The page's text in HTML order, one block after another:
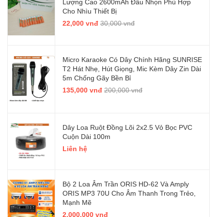
Lượng Cao 2600mAh Đầu Nhọn Phù Hợp
Cho Nhìu Thiết Bị
22,000 vnđ 30,000 vnđ
Micro Karaoke Có Dây Chính Hãng SUNRISE
T2 Hát Nhẹ, Hút Giọng, Mic Kèm Dây Zin Dài
5m Chống Gãy Bền Bỉ
135,000 vnđ 200,000 vnđ
Dây Loa Ruột Đồng Lõi 2x2.5 Vỏ Bọc PVC
Cuộn Dài 100m
Liên hệ
Bộ 2 Loa Âm Trần ORIS HD-62 Và Amply
ORIS MP3 70U Cho Âm Thanh Trong Trẻo,
Mạnh Mẽ
2,000,000 vnđ